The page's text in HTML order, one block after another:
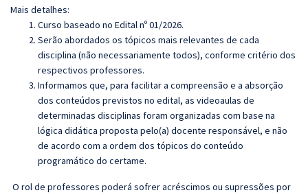
Mais detalhes:
Curso baseado no Edital nº 01/2026.
Serão abordados os tópicos mais relevantes de cada
disciplina (não necessariamente todos), conforme critério dos
respectivos professores.
Informamos que, para facilitar a compreensão e a absorção
dos conteúdos previstos no edital, as videoaulas de
determinadas disciplinas foram organizadas com base na
lógica didática proposta pelo(a) docente responsável, e não
de acordo com a ordem dos tópicos do conteúdo
programático do certame.
O rol de professores poderá sofrer acréscimos ou supressões por